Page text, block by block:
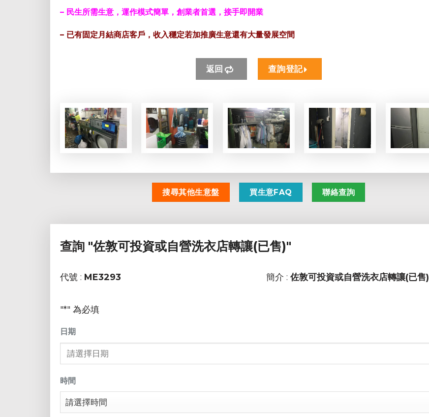
– 民生所需生意，運作模式簡單，創業者首選，接手即開業
– 已有固定月結商店客戶，收入穩定若加推廣生意還有大量發展空間
返回 查詢登記
搜尋其他生意盤 買生意FAQ 聯絡查詢
查詢 "佐敦可投資或自營洗衣店轉讓(已售)"
代號 : ME3293 簡介 : 佐敦可投資或自營洗衣店轉讓(已售)
"*" 為必填
日期
時間